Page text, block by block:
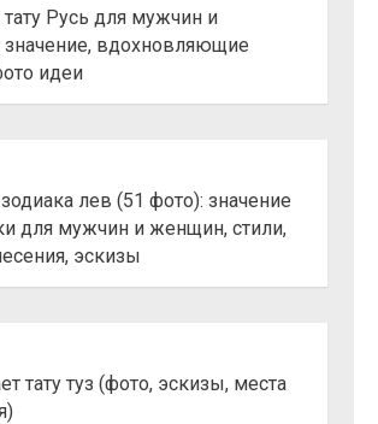
Русь для мужчин и
вдохновляющие
идеи
зодиака лев (51 фото): значение
для мужчин и женщин, стили,
эскизы
тату туз (фото, эскизы, места